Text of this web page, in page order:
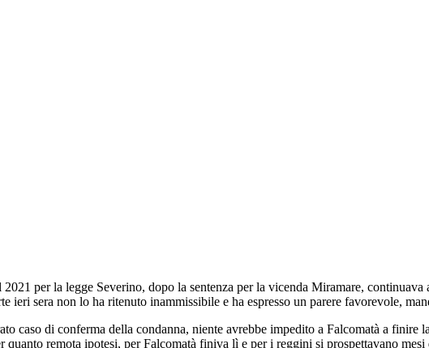
per la legge Severino, dopo la sentenza per la vicenda Miramare, continuava
sera non lo ha ritenuto inammissibile e ha espresso un parere favorevole,
caso di conferma della condanna, niente avrebbe impedito a Falcomatà a finire
remota ipotesi, per Falcomatà finiva lì e per i reggini si prospettavano